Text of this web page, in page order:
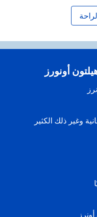
أونورز
وغير ذلك الكثير